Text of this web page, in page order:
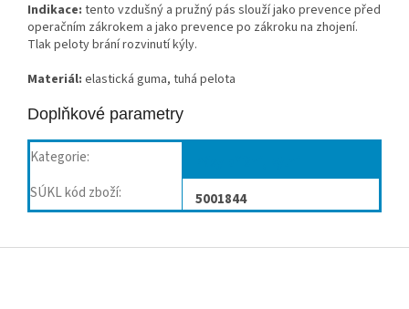
Indikace: tento vzdušný a pružný pás slouží jako prevence před
operačním zákrokem a jako prevence po zákroku na zhojení.
Tlak peloty brání rozvinutí kýly.
Materiál: elastická guma, tuhá pelota
Doplňkové parametry
Kategorie:
SÚKL kód zboží: 5001844